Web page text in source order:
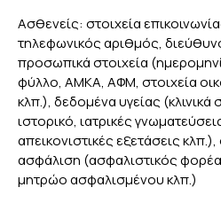
Ασθενείς: στοιχεία
τηλεφωνικός αριθμός,
προσωπικά στοιχεία
φύλλο, ΑΜΚΑ, ΑΦΜ, στοιχεία
κλπ.), δεδομένα υγείας (κλινικά
ιστορικό, ιατρικές
απεικονιστικές εξετάσεις
ασφάλιση (ασφαλιστικός
μητρώο ασφαλισμένου κλπ.)